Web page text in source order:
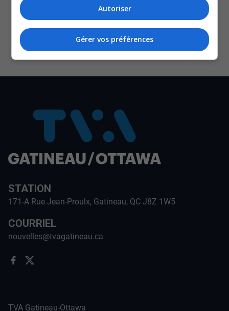
SOUTENIR NOS MÉDIAS, C’EST PROTÉGER NOTRE
CULTURE ET NOTRE ÉCONOMIE
STATION
171-A Rue Jean-Proulx, Gatineau, QC J8Z 1W5
COURRIEL
nouvelles@tvagatineau.ca
TVA Gatineau-Ottawa
Autoriser
Gérer vos préférences